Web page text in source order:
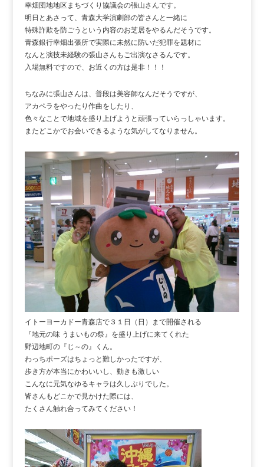
幸畑団地地区まちづくり協議会の張山さんです。
明日とあさって、青森大学演劇部の皆さんと一緒に
特殊詐欺を防ごうという内容のお芝居をやるんだそうです。
青森銀行幸畑出張所で実際に未然に防いだ犯罪を題材に
なんと演技未経験の張山さんもご出演なさるんです。
入場無料ですので、お近くの方は是非！！！
ちなみに張山さんは、普段は美容師なんだそうですが、
アカペラをやったり作曲をしたり、
色々なことで地域を盛り上げようと頑張っていらっしゃいます。
またどこかでお会いできるような気がしてなりません。
イトーヨーカドー青森店で３１日（日）まで開催される
『地元の味 うまいもの祭』を盛り上げに来てくれた
野辺地町の『じ～の』くん。
わっちポーズはちょっと難しかったですが、
歩き方が本当にかわいいし、動きも激しい
こんなに元気なゆるキャラは久しぶりでした。
皆さんもどこかで見かけた際には、
たくさん触れ合ってみてください！